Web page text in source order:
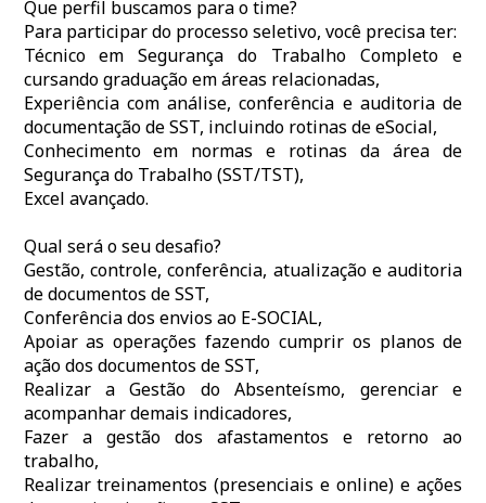
Que perfil buscamos para o time?
Para participar do processo seletivo, você precisa ter:
Técnico em Segurança do Trabalho Completo e
cursando graduação em áreas relacionadas,
Experiência com análise, conferência e auditoria de
documentação de SST, incluindo rotinas de eSocial,
Conhecimento em normas e rotinas da área de
Segurança do Trabalho (SST/TST),
Excel avançado.
Qual será o seu desafio?
Gestão, controle, conferência, atualização e auditoria
de documentos de SST,
Conferência dos envios ao E-SOCIAL,
Apoiar as operações fazendo cumprir os planos de
ação dos documentos de SST,
Realizar a Gestão do Absenteísmo, gerenciar e
acompanhar demais indicadores,
Fazer a gestão dos afastamentos e retorno ao
trabalho,
Realizar treinamentos (presenciais e online) e ações